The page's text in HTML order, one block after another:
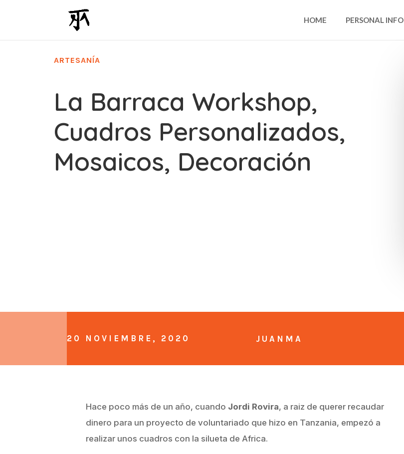
HOME PERSONAL INFO
ARTESANÍA
La Barraca Workshop,
Cuadros Personalizados,
Mosaicos, Decoración
20 NOVIEMBRE, 2020 JUANMA
Hace poco más de un año, cuando Jordi Rovira, a raiz de querer recaudar
dinero para un proyecto de voluntariado que hizo en Tanzania, empezó a
realizar unos cuadros con la silueta de Africa.